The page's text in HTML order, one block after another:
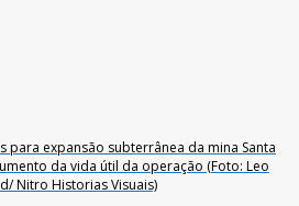
para expansão subterrânea da mina Santa
da vida útil da operação (Foto: Leo
Nitro Historias Visuais)